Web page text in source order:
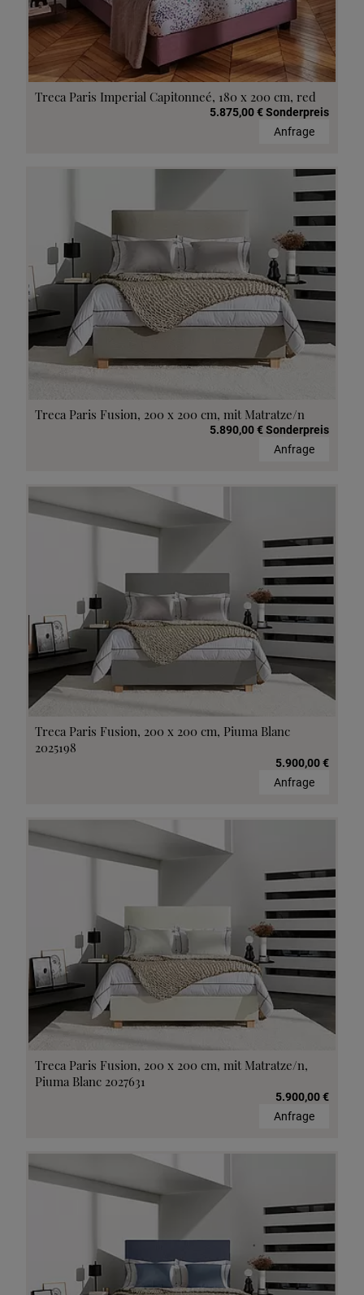
Treca Paris Imperial Capitonneé, 180 x 200 cm, red
5.875,00 € Sonderpreis
Anfrage
Treca Paris Fusion, 200 x 200 cm, mit Matratze/n
5.890,00 € Sonderpreis
Anfrage
Treca Paris Fusion, 200 x 200 cm, Piuma Blanc
2025198
5.900,00 €
Anfrage
Treca Paris Fusion, 200 x 200 cm, mit Matratze/n,
Piuma Blanc 2027631
5.900,00 €
Anfrage